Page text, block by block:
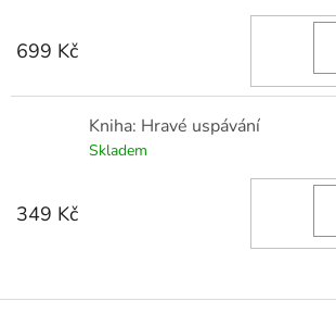
699 Kč
Kniha: Hravé uspávání
Skladem
349 Kč
Z